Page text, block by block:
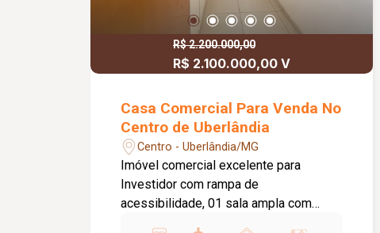
R$ 2.200.000,00
R$ 2.100.000,00 V
Casa Comercial Para Venda No
Centro de Uberlândia
Centro - Uberlândia/MG
Imóvel comercial excelente para
Investidor com rampa de
acessibilidade, 01 sala ampla com